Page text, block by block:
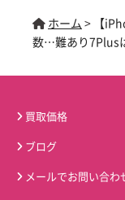
ホーム > 【
数…難あり7Plus
買取価格
ブログ
メールでお問い合わ